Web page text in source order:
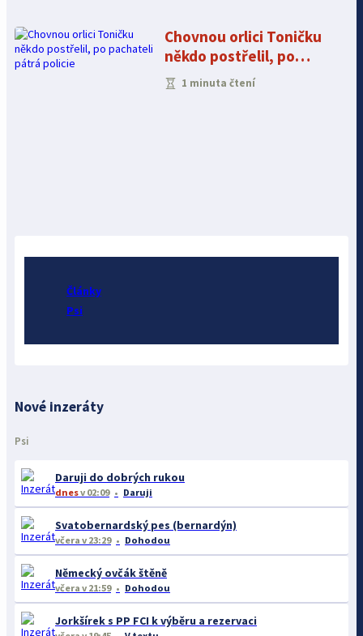
Chovnou orlici Toničku
někdo postřelil, po
pachateli pátrá policie
1 minuta čtení
Články
Psi
Nové inzeráty
Psi
Daruji do dobrých rukou
dnesv 02:09 Daruji
Svatobernardský pes (bernardýn)
včera v 23:29 Dohodou
Německý ovčák štěně
včera v 21:59 Dohodou
Jorkšírek s PP FCI k výběru a rezervaci